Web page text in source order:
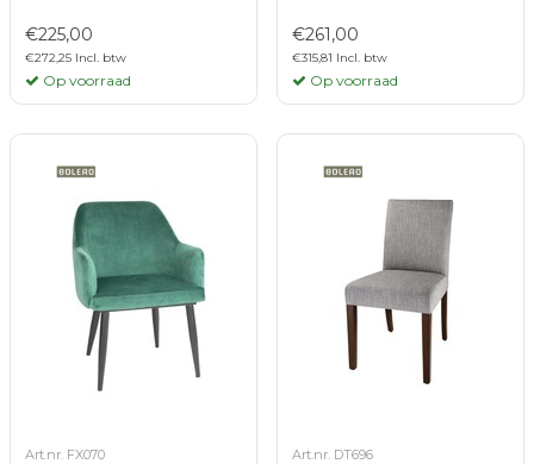
€225,00
€272,25 Incl. btw
Op voorraad
€261,00
€315,81 Incl. btw
Op voorraad
Art.nr. FX070 Art.nr. DT696